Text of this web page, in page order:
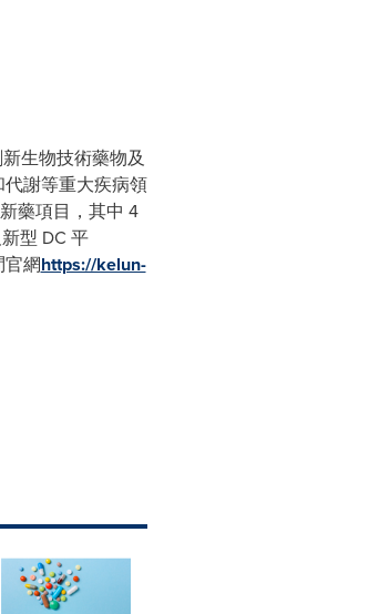
生物技術藥物及
謝等重大疾病領
藥項目，其中 4
型 DC 平
官網https://kelun-